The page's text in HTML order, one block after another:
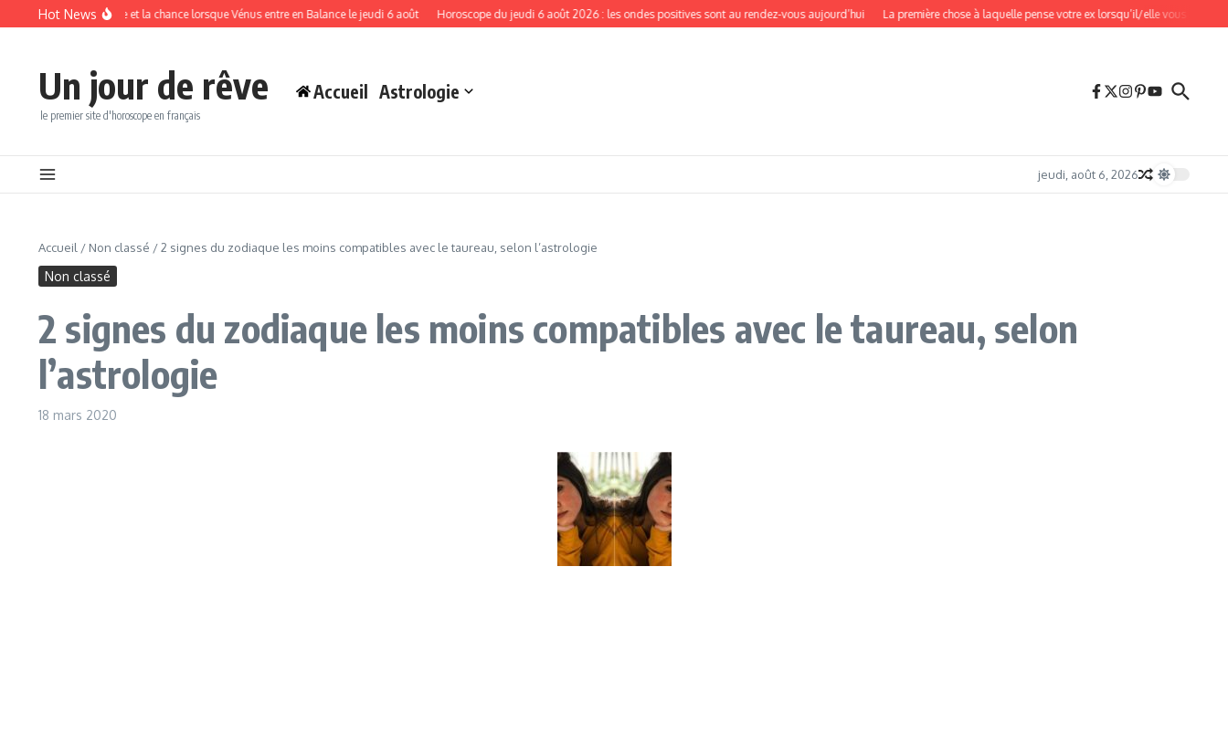
Aller au contenu
Hot News
l’abondance et la chance lorsque Vénus entre en Balance le jeudi 6 août Horoscope du jeudi 6 août 2026 : les ondes positives sont au rendez-vous aujourd’hui La première chose à laquelle pense votre ex lorsqu’il/elle vous espionne
Un jour de rêve
le premier site d'horoscope en français
Accueil Astrologie
jeudi, août 6, 2026
Accueil / Non classé /2 signes du zodiaque les moins compatibles avec le taureau, selon l’astrologie
Non classé
2 signes du zodiaque les moins compatibles avec le taureau, selon
l’astrologie
18 mars 2020